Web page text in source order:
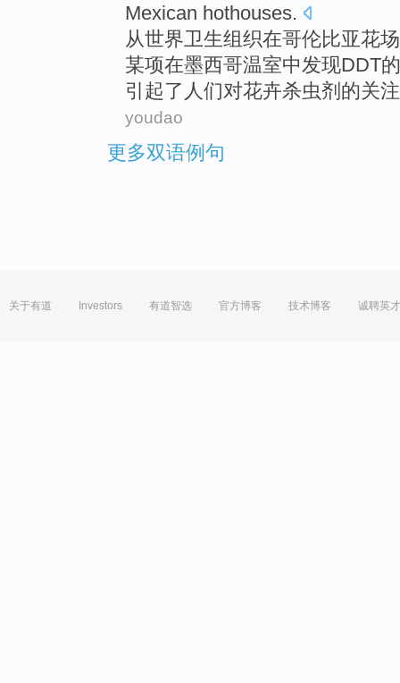
Mexican hothouses.
从世界卫生组织在哥伦比亚花场
某项在墨西哥温室中发现DDT的
引起了人们对花卉杀虫剂 的关注
youdao
更多双语例句
关于有道 Investors 有道智选 官方博客 技术博客 诚聘英才